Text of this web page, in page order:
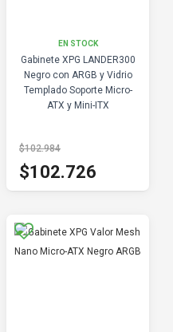
EN STOCK
Gabinete XPG LANDER300
Negro con ARGB y Vidrio
Templado Soporte Micro-
ATX y Mini-ITX
$102.984
$102.726